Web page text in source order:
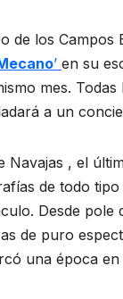
de los
’ en su
mes.
a un
Navajas , el
de todo
Desde pole
de puro
una época